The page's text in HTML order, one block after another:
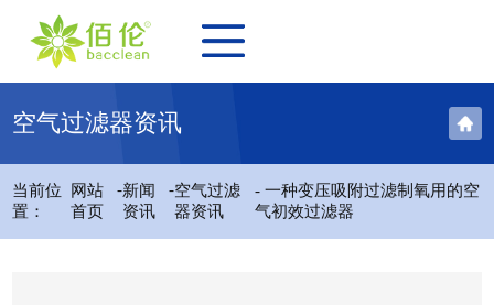
空气过滤器资讯
当前位
置：
网站
首页
-新闻
资讯
-空气过滤
器资讯
- 一种变压吸附过滤制氧用的空
气初效过滤器